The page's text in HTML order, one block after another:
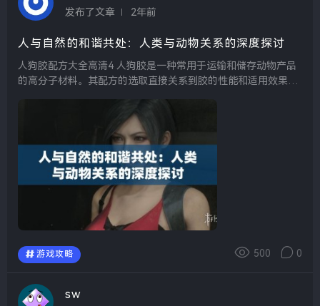
发布了文章 2年前
人与自然的和谐共处：人类与动物关系的深度探讨
人狗胶配方大全高清4 人狗胶是一种常用于运输和储存动物产品
的高分子材料。其配方的选取直接关系到胶的性能和适用效果。
游戏攻略 500 0
sw